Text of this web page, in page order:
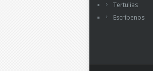
Tertulias
Escríbenos